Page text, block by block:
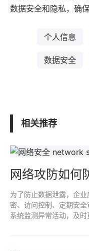
数据安全和隐私，确
个人信息
数据安全
相关推荐
网络攻防如何
为了防止数据泄露，企
密、访问控制、定期安
系统监测异常活动，及